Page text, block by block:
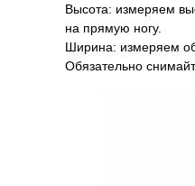
Высота: измеряем
на прямую ногу.
Ширина: измеряем
Обязательно